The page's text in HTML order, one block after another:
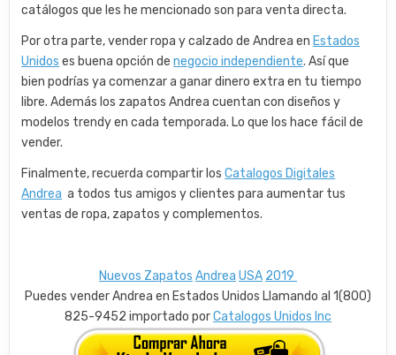
catálogos que les he mencionado son para venta directa.
Por otra parte, vender ropa y calzado de Andrea en Estados
Unidos es buena opción denegocio independiente. Así que
bien podrías ya comenzar a ganar dinero extra en tu tiempo
libre. Además los zapatos Andrea cuentan con diseños y
modelos trendy en cada temporada. Lo que los hace fácil de
vender.
Finalmente, recuerda compartir losCatalogos Digitales
Andrea a todos tus amigos y clientes para aumentar tus
ventas de ropa, zapatos y complementos.
Nuevos Zapatos Andrea USA 2019
Puedes vender Andrea en Estados Unidos Llamando al 1(800)
825-9452 importado porCatalogos Unidos Inc